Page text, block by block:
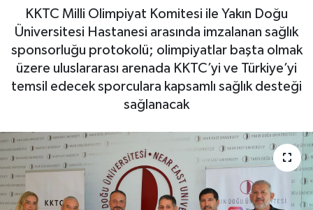
KKTC Milli Olimpiyat Komitesi ile Yakın Doğu
Üniversitesi Hastanesi arasında imzalanan sağlık
sponsorluğu protokolü; olimpiyatlar başta olmak
üzere uluslararası arenada KKTC’yi ve Türkiye’yi
temsil edecek sporculara kapsamlı sağlık desteği
sağlanacak